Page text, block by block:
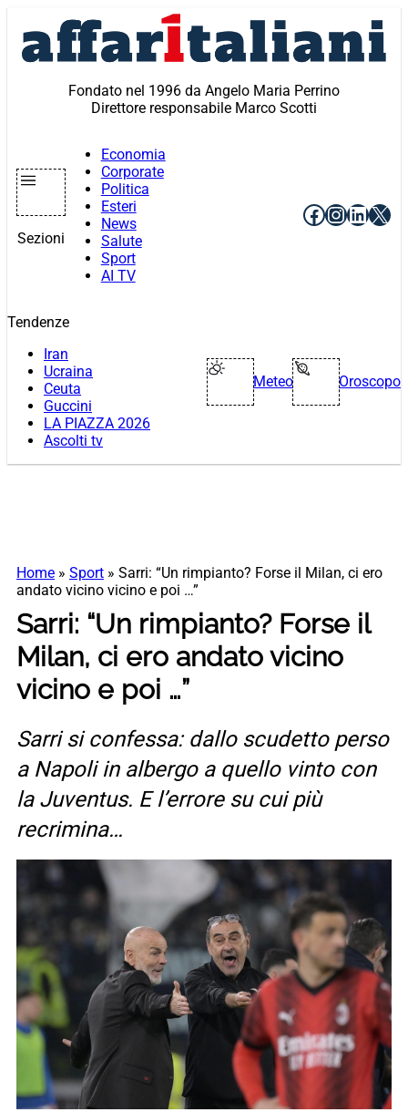
contenuto
Fondato nel 1996 da Angelo Maria Perrino
Direttore responsabile Marco Scotti
Sezioni
Economia
Corporate
Politica
Esteri
News
Salute
Sport
AI TV
Facebook
X
Tendenze
Iran
Ucraina
Ceuta
Guccini
LA PIAZZA 2026
Ascolti tv
Meteo Oroscopo
Home » Sport » Sarri: “Un rimpianto? Forse il Milan, ci ero
andato vicino vicino e poi …”
Sarri: “Un rimpianto? Forse il
Milan, ci ero andato vicino
vicino e poi …”
Sarri si confessa: dallo scudetto perso
a Napoli in albergo a quello vinto con
la Juventus. E l’errore su cui più
recrimina…